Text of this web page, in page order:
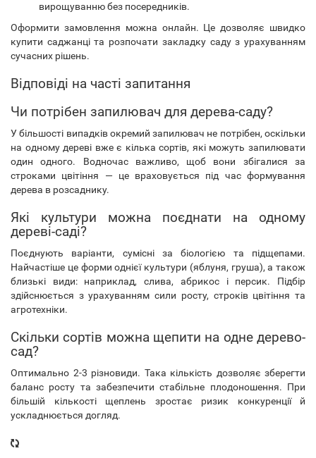
вирощуванню без посередників.
Оформити замовлення можна онлайн. Це дозволяє швидко
купити саджанці та розпочати закладку саду з урахуванням
сучасних рішень.
Відповіді на часті запитання
Чи потрібен запилювач для дерева-саду?
У більшості випадків окремий запилювач не потрібен, оскільки
на одному дереві вже є кілька сортів, які можуть запилювати
один одного. Водночас важливо, щоб вони збігалися за
строками цвітіння — це враховується під час формування
дерева в розсаднику.
Які культури можна поєднати на одному
дереві-саді?
Поєднують варіанти, сумісні за біологією та підщепами.
Найчастіше це форми однієї культури (яблуня, груша), а також
близькі види: наприклад, слива, абрикос і персик. Підбір
здійснюється з урахуванням сили росту, строків цвітіння та
агротехніки.
Скільки сортів можна щепити на одне дерево-
сад?
Оптимально 2-3 різновиди. Така кількість дозволяє зберегти
баланс росту та забезпечити стабільне плодоношення. При
більшій кількості щеплень зростає ризик конкуренції й
ускладнюється догляд.